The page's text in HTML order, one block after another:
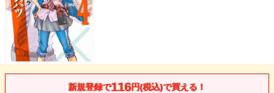
新規登録で116円(税込)で買える！